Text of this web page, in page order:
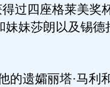
过四座格莱美奖
妹妹莎朗以及锡德
遗孀丽塔·马利